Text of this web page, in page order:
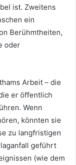
ist. Zweitens
ein
Berühmtheiten,
oder
Arbeit – die
er öffentlich
Wenn
könnten sie
zu langfristigen
geführt
(wie dem